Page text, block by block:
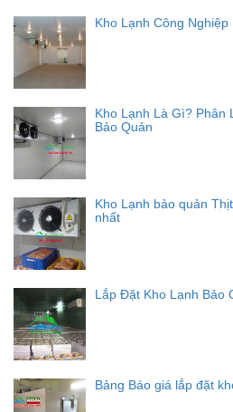
Kho Lạnh Công Nghiệp
Kho Lạnh Là Gì? Phân
Bảo Quản
Kho Lạnh bảo quản
nhất
Lắp Đặt Kho Lạnh Bảo
Bảng Báo giá lắp đặt